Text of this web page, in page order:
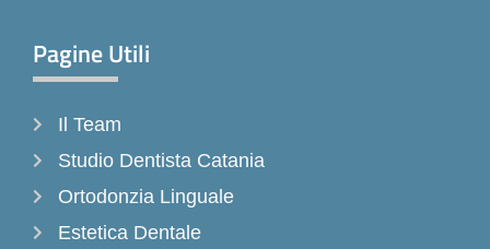
Pagine Utili
Il Team
Studio Dentista Catania
Ortodonzia Linguale
Estetica Dentale